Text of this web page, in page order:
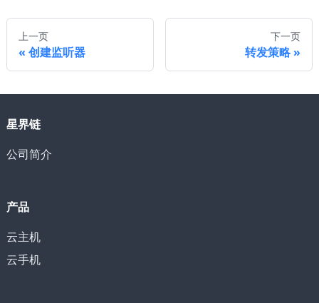
上一页
创建监听器
下一页
转发策略
星界链
公司简介
产品
云主机
云手机